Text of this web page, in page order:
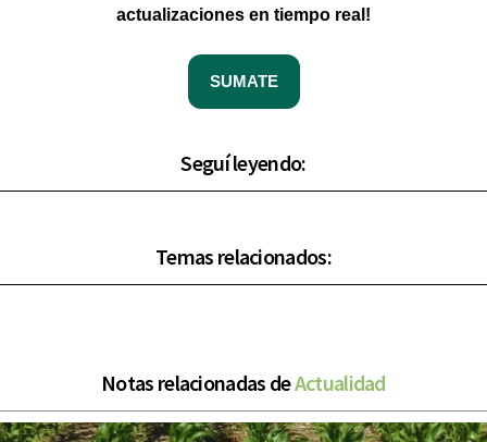
actualizaciones en tiempo real!
SUMATE
Seguí leyendo:
Temas relacionados:
Notas relacionadas deActualidad